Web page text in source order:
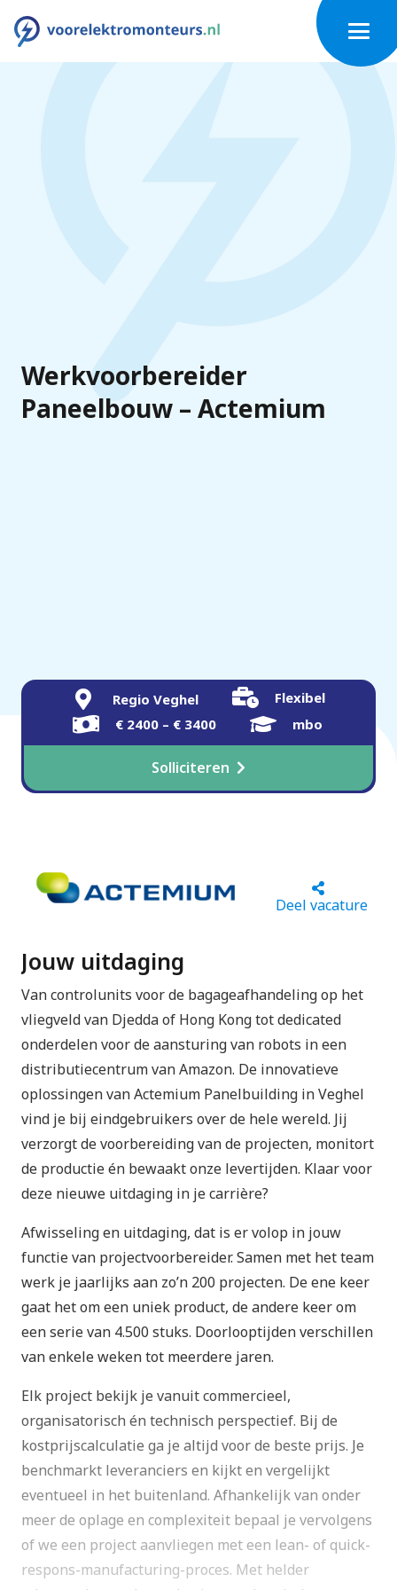
Werkvoorbereider
Paneelbouw – Actemium
Regio Veghel
Flexibel
€ 2400 – € 3400
mbo
Solliciteren
Deel vacature
Jouw uitdaging
Van controlunits voor de bagageafhandeling op het
vliegveld van Djedda of Hong Kong tot dedicated
onderdelen voor de aansturing van robots in een
distributiecentrum van Amazon. De innovatieve
oplossingen van Actemium Panelbuilding in Veghel
vind je bij eindgebruikers over de hele wereld. Jij
verzorgt de voorbereiding van de projecten, monitort
de productie én bewaakt onze levertijden. Klaar voor
deze nieuwe uitdaging in je carrière?
Afwisseling en uitdaging, dat is er volop in jouw
functie van projectvoorbereider. Samen met het team
werk je jaarlijks aan zo’n 200 projecten. De ene keer
gaat het om een uniek product, de andere keer om
een serie van 4.500 stuks. Doorlooptijden verschillen
van enkele weken tot meerdere jaren.
Elk project bekijk je vanuit commercieel,
organisatorisch én technisch perspectief. Bij de
kostprijscalculatie ga je altijd voor de beste prijs. Je
benchmarkt leveranciers en kijkt en vergelijkt
eventueel in het buitenland. Afhankelijk van onder
meer de oplage en complexiteit bepaal je vervolgens
of we een project aanvliegen met een lean- of quick-
respons-manufacturing-proces. Met helder